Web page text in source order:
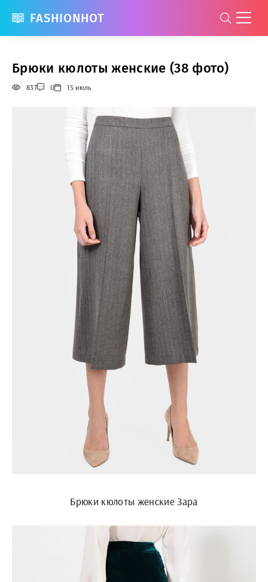
FASHIONHOT
Брюки кюлоты женские (38 фото)
837 0 15 июль
Брюки кюлоты женские Зара